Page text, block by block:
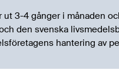
ut 3-4 gånger i månaden
den svenska
hantering av